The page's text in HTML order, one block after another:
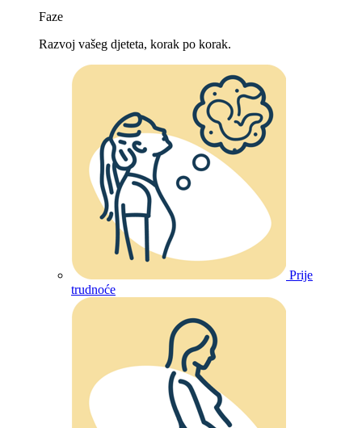
Faze
Razvoj vašeg djeteta, korak po korak.
Prije
trudnoće